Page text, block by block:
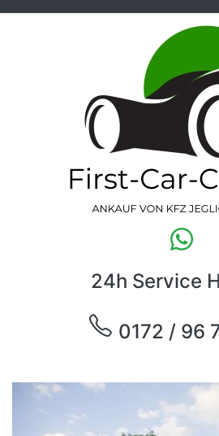
24h Service
0172 / 96